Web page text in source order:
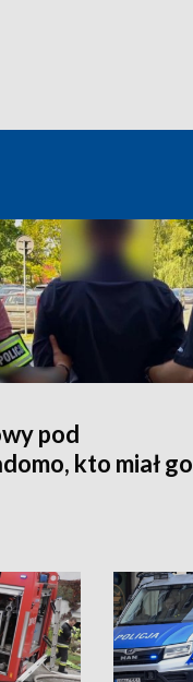
pod
kto miał go